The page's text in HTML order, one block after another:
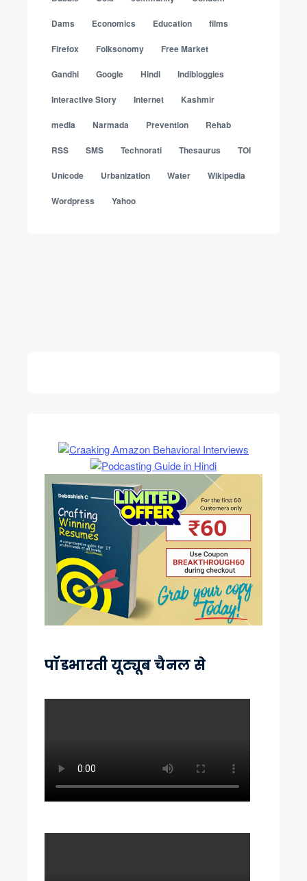
Dams Economics Education films
Firefox Folksonomy Free Market
Gandhi Google Hindi Indibloggies
Interactive Story Internet Kashmir
media Narmada Prevention Rehab
RSS SMS Technorati Thesaurus TOI
Unicode Urbanization Water Wikipedia
Wordpress Yahoo
पॉडभारती यूट्यूब चैनल से